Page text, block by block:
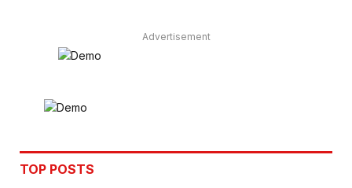
Advertisement
TOP POSTS